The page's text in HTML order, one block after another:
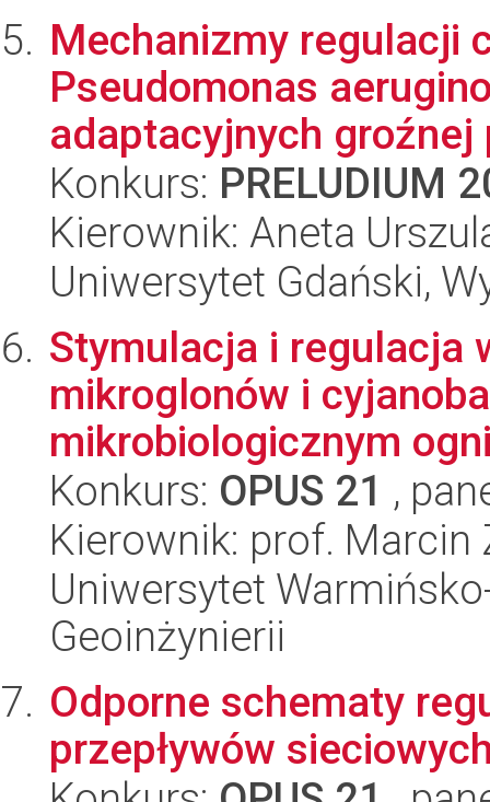
Mechanizmy regulacji
Pseudomonas
adaptacyjnych groźnej
Konkurs: PRELUDIUM
Kierownik: Aneta
Uniwersytet Gdański,
Stymulacja i regulacja
mikroglonów i
mikrobiologicznym
Konkurs: OPUS 21 ,
Kierownik: prof. Marcin
Uniwersytet
Geoinżynierii
Odporne schematy
przepływów